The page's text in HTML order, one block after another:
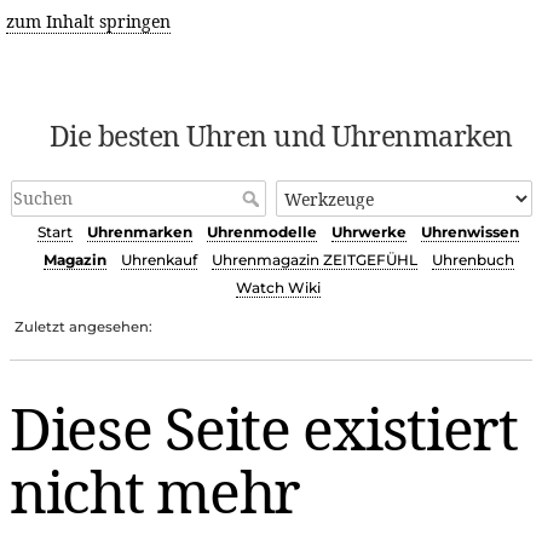
zum Inhalt springen
Die besten Uhren und Uhrenmarken
Start Uhrenmarken Uhrenmodelle Uhrwerke
Uhrenwissen
Magazin
Uhrenkauf Uhrenmagazin ZEITGEFÜHL
Uhrenbuch
Watch Wiki
Zuletzt angesehen:
Diese Seite existiert
nicht mehr